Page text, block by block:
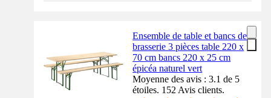
Ensemble de table et bancs de
brasserie 3 pièces table 220 x
70 cm bancs 220 x 25 cm
épicéa naturel vert
Moyenne des avis : 3.1 de 5
étoiles. 152 Avis clients.